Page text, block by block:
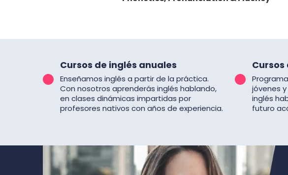
Cursos de inglés anuales
Enseñamos inglés a partir de la práctica.
Con nosotros aprenderás inglés hablando,
en clases dinámicas impartidas por
profesores nativos con años de experiencia.
jóvenes
inglés
futuro